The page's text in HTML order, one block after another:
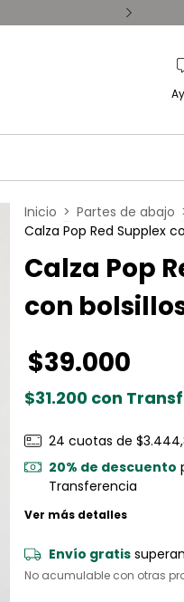
Inicio > Partes de abajo
Calza Pop Red Supplex
Calza Pop
con
$39.000
$31.200 con
24 cuotas de
20% de descuento
Transferencia
Ver más detalles
Envío gratis
No acumulable con otras